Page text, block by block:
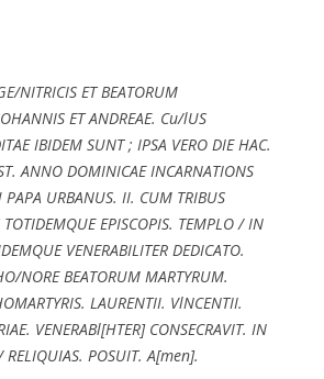
NITRICIS ET BEATORUM
ET ANDREAE. Cu/lUS
IBIDEM SUNT ; IPSA VERO DIE HAC.
ANNO DOMINICAE INCARNATIONS
PAPA URBANUS. II. CUM TRIBUS
TOTIDEMQUE EPISCOPIS. TEMPLO / IN
VENERABILITER DEDICATO.
NORE BEATORUM MARTYRUM.
LAURENTII. VlNCENTII.
VENERABl[HTER] CONSECRAVIT. IN
RELIQUIAS. POSUIT. A[men].